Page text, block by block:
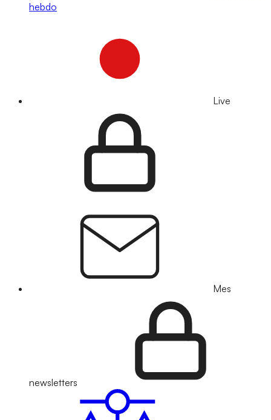
hebdo
Live
Mes
newsletters